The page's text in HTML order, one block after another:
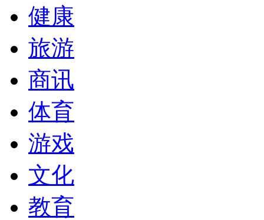
健康
旅游
商讯
体育
游戏
文化
教育